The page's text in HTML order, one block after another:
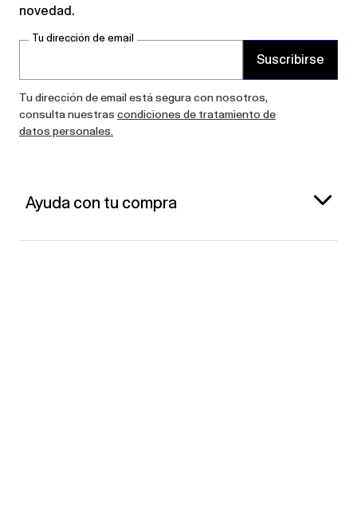
novedad.
Tu dirección de email
Suscribirse
Tu dirección de email está segura con nosotros,
consulta nuestras condiciones de tratamiento de
datos personales.
Ayuda con tu compra